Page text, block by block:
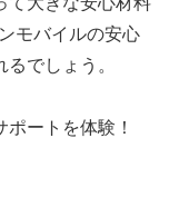
モバイルの安心
でしょう。
ートを体験！